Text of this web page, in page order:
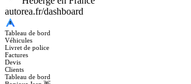
autorea.fr/dashboard
Tableau de bord
Véhicules
Livret de police
Factures
Devis
Clients
Tableau de bord